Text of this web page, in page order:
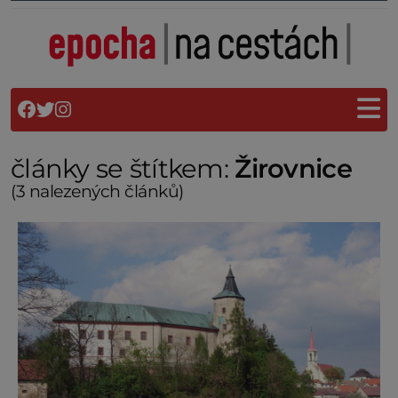
články se štítkem: Žirovnice
(3 nalezených článků)